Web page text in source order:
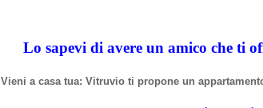
Lo sapevi di avere un amico che ti
Vieni a casa tua: Vitruvio ti propone un